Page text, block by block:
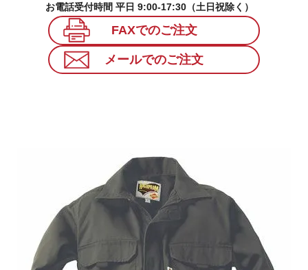
お電話受付時間 平日 9:00-17:30（土日祝除く）
FAXでのご注文
メールでのご注文